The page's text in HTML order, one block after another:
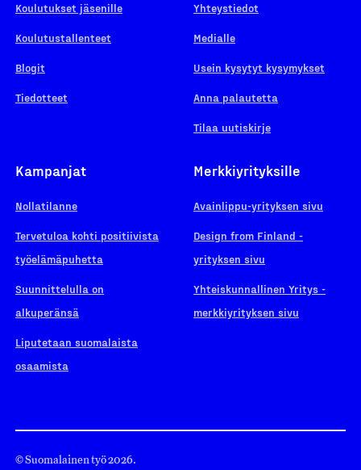
Koulutukset jäsenille
Koulutustallenteet
Blogit
Tiedotteet
Yhteystiedot
Medialle
Usein kysytyt kysymykset
Anna palautetta
Tilaa uutiskirje
Kampanjat
Nollatilanne
Tervetuloa kohti positiivista
työelämäpuhetta
Suunnittelulla on
alkuperänsä
Liputetaan suomalaista
osaamista
Merkkiyrityksille
Avainlippu-yrityksen sivu
Design from Finland -
yrityksen sivu
Yhteiskunnallinen Yritys -
merkkiyrityksen sivu
© Suomalainen työ 2026.